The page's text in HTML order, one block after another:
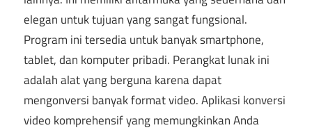
elegan untuk tujuan yang sangat fungsional.
Program ini tersedia untuk banyak smartphone,
tablet, dan komputer pribadi. Perangkat lunak ini
adalah alat yang berguna karena dapat
mengonversi banyak format video. Aplikasi konversi
video komprehensif yang memungkinkan Anda